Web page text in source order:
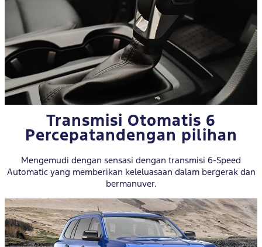
Transmisi Otomatis 6
Percepatandengan pilihan
Mengemudi dengan sensasi dengan transmisi 6-Speed
Automatic yang memberikan keleluasaan dalam bergerak dan
bermanuver.